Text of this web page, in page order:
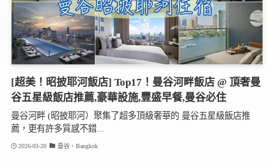
[超美！昭披耶河飯店] Top17！曼谷河畔飯店 @ 頂奢曼
谷五星級飯店推薦,豪華設施,豐盛早餐,曼谷必住
曼谷河畔 (昭披耶河）聚集了超多頂級奢華的 曼谷五星級飯店推
薦，更有許多質感不錯...
2026-03-20 曼谷、Bangkok